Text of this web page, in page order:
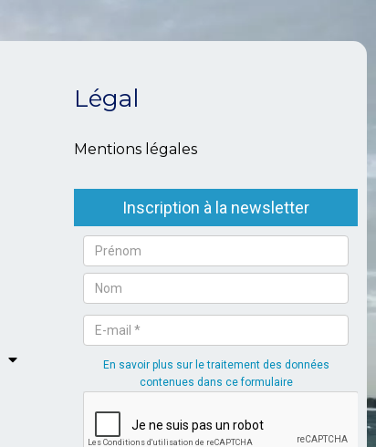
Légal
Mentions légales